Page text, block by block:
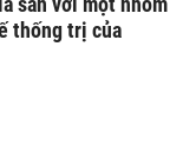
thống trị của